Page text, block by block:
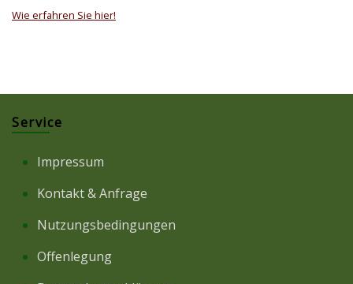
Wie erfahren Sie hier!
Service
Impressum
Kontakt & Anfrage
Nutzungsbedingungen
Offenlegung